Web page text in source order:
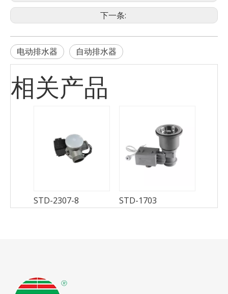
下一条:
电动排水器 自动排水器
相关产品
STD-2307-8 STD-1703